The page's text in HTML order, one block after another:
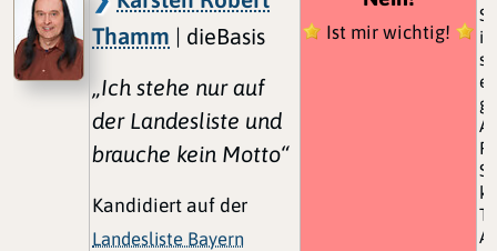
Thamm | dieBasis
„Ich stehe nur auf
der Landesliste und
brauche kein Motto“
Kandidiert auf der
Landesliste Bayern
Ist mir wichtig!